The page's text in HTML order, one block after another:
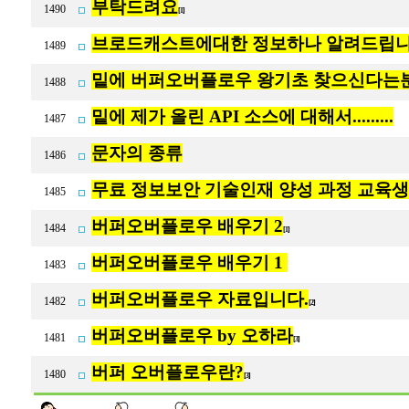
1490 부탁드려요 [1]
1489 브로드캐스트에대한 정보하나 알려드립
1488 밑에 버퍼오버플로우 왕기초 찾으신다는
1487 밑에 제가 올린 API 소스에 대해서.........
1486 문자의 종류
1485 무료 정보보안 기술인재 양성 과정 교육
1484 버퍼오버플로우 배우기 2 [1]
1483 버퍼오버플로우 배우기 1
1482 버퍼오버플로우 자료입니다. [2]
1481 버퍼오버플로우 by 오하라[3]
1480 버퍼 오버플로우란? [3]